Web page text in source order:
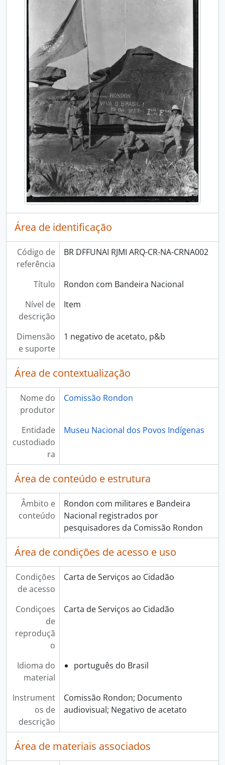
Área de identificação
Código de
referência
BR DFFUNAI RJMI ARQ-CR-NA-CRNA002
Título
Rondon com Bandeira Nacional
Nível de
descrição
Item
Dimensão
e suporte
1 negativo de acetato, p&b
Área de contextualização
Nome do
produtor
Comissão Rondon
Entidade
custodiado
ra
Museu Nacional dos Povos Indígenas
Área de conteúdo e estrutura
Âmbito e
conteúdo
Rondon com militares e Bandeira
Nacional registrados por
pesquisadores da Comissão Rondon
Área de condições de acesso e uso
Condições
de acesso
Carta de Serviços ao Cidadão
Condiçoes
de
reproduçã
o
Carta de Serviços ao Cidadão
Idioma do
material
português do Brasil
Instrument
os de
descrição
Comissão Rondon; Documento
audiovisual; Negativo de acetato
Área de materiais associados